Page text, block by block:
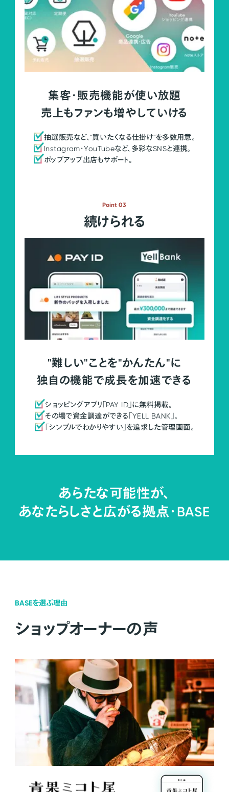
集客・販売機能が使い放題
売上もファンも増やしていける
抽選販売など、"買いたくなる仕掛け"を多数用意。
Instagram・YouTubeなど、多彩なSNSと連携。
ポップアップ出店もサポート。
Point 03
続けられる
"難しい"ことを"かんたん"に
独自の機能で成長を加速できる
ショッピングアプリ「PAY ID」に無料掲載。
その場で資金調達ができる「YELL BANK」。
「シンプルでわかりやすい」を追求した管理画面。
あらたな可能性が、
あなたらしさと広がる拠点・BASE
BASEを選ぶ理由
ショップオーナーの声